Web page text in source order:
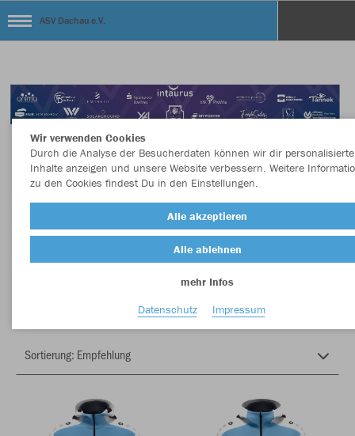
ASV Dachau e.V.
Herzlich Willkommen im Teamshop ASV
Dachau e.V.
Wir verwenden Cookies
Durch die Analyse der Besucherdaten können wir dir personalisierte
Inhalte anzeigen und unsere Website verbessern. Weitere
zu den Cookies findest Du in den Einstellungen.
Alle akzeptieren
Alle ablehnen
mehr Infos
Datenschutz
Impressum